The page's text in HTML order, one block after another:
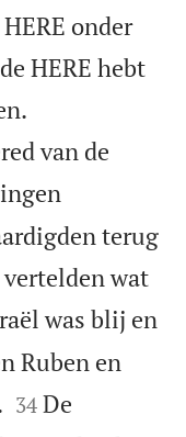
onder
HERE hebt
van de
terug
wat
was blij en
Ruben en


34 De